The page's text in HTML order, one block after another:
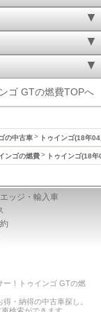
ゴ GTの燃費TOPへ
の中古車 トゥインゴ(18年
ンゴの燃費 トゥインゴ(18
ッジ・輸入車
ー！トゥインゴ GTの燃
・納得の中古車探し。